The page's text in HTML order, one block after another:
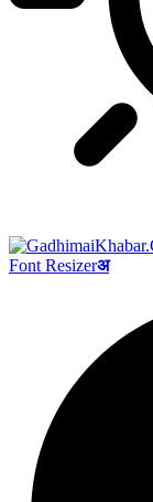
Font Resizerअ